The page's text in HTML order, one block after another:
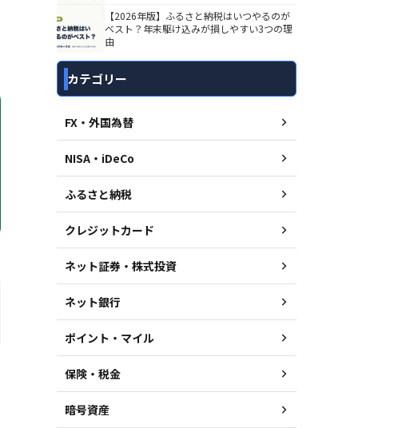
【2026年版】ふるさと納税はいつやるのが
ベスト？年末駆け込みが損しやすい3つの理
由
カテゴリー
FX・外国為替
NISA・iDeCo
ふるさと納税
クレジットカード
ネット証券・株式投資
ネット銀行
ポイント・マイル
保険・税金
暗号資産